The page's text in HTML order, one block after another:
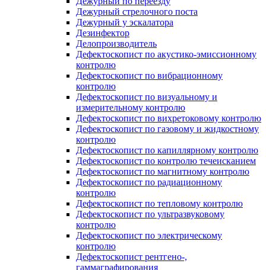
Дежурный стрелочного поста
Дежурный у эскалатора
Дезинфектор
Делопроизводитель
Дефектоскопист по акустико-эмиссионному
контролю
Дефектоскопист по вибрационному
контролю
Дефектоскопист по визуальному и
измерительному контролю
Дефектоскопист по вихретоковому контролю
Дефектоскопист по газовому и жидкостному
контролю
Дефектоскопист по капиллярному контролю
Дефектоскопист по контролю течеисканием
Дефектоскопист по магнитному контролю
Дефектоскопист по радиационному
контролю
Дефектоскопист по тепловому контролю
Дефектоскопист по ультразвуковому
контролю
Дефектоскопист по электрическому
контролю
Дефектоскопист рентгено-,
гаммаграфирования